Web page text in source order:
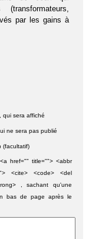
par les gains à
qui sera affiché
ne sera pas publié
(facultatif)
href="" title=""> <abbr
<cite> <code> <del
, sachant qu'une
bas de page après le